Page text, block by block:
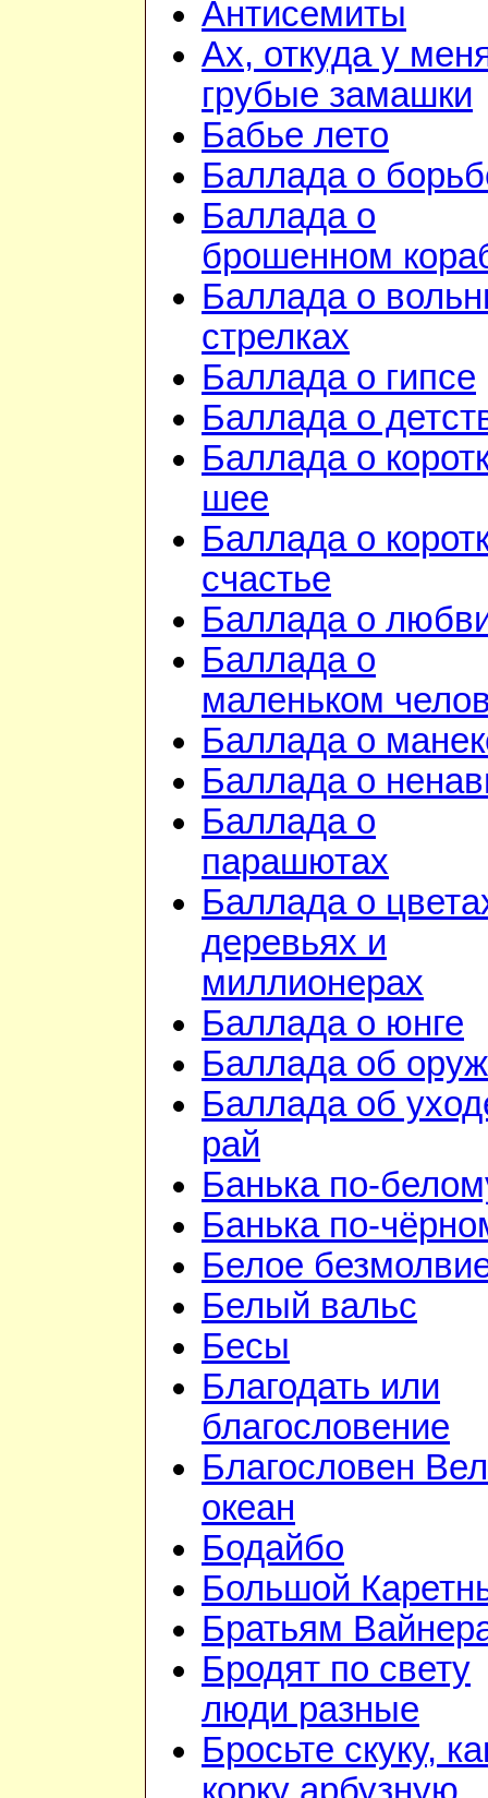
Антисемиты
Ах, откуда у
грубые замашки
Бабье лето
Баллада о
Баллада о
брошенном
Баллада о
стрелках
Баллада о гипсе
Баллада о
Баллада о
шее
Баллада о
счастье
Баллада о
Баллада о
маленьком
Баллада о
Баллада о
Баллада о
парашютах
Баллада о
деревьях и
миллионерах
Баллада о юнге
Баллада об
Баллада об
рай
Банька по-
Банька по-
Белое
Белый вальс
Бесы
Благодать или
благословение
Благословен
океан
Бодайбо
Большой
Братьям
Бродят по свету
люди разные
Бросьте скуку,